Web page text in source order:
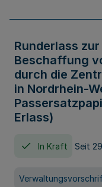
Runderlass
Beschaffung
durch die
in Nordrhein-
Erlass)
In Kraft Seit